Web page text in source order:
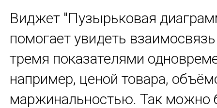
Виджет "Пузырьковая
помогает увидеть
тремя показателями
например, ценой товара,
маржинальностью. Так можно